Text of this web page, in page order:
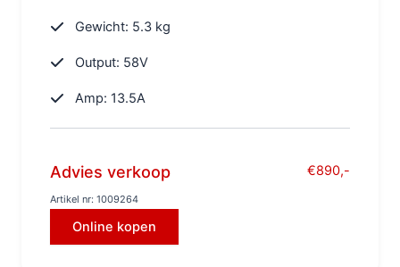
Gewicht: 5.3 kg
Output: 58V
Amp: 13.5A
Advies verkoop
Artikel nr: 1009264
€890,-
Online kopen